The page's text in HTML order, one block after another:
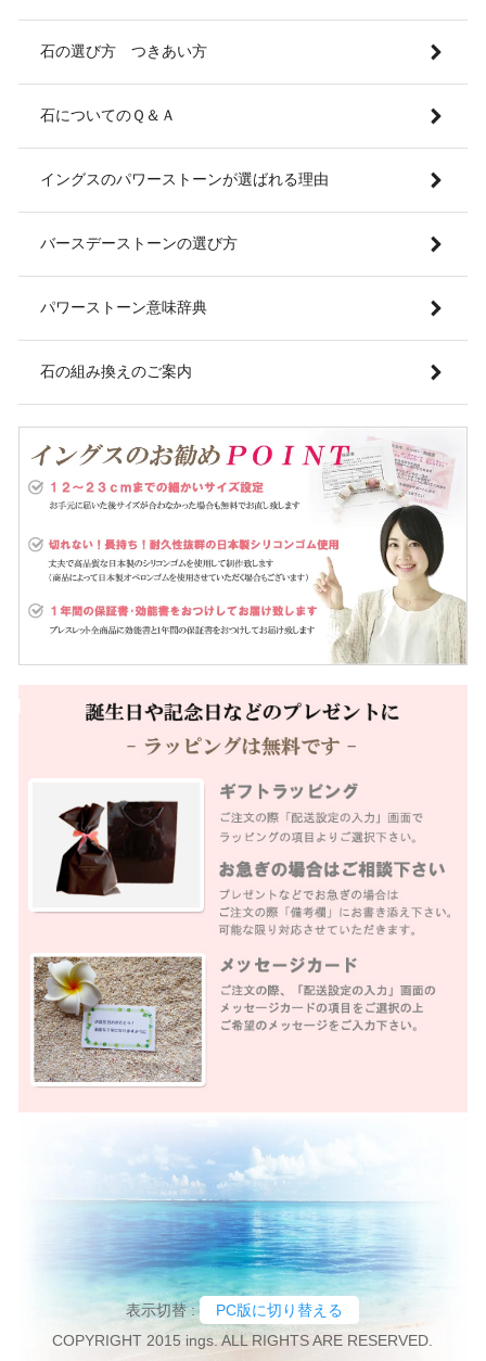
石の選び方 つきあい方
石についてのＱ＆Ａ
イングスのパワーストーンが選ばれる理由
バースデーストーンの選び方
パワーストーン意味辞典
石の組み換えのご案内
表示切替 :
PC版に切り替える
COPYRIGHT 2015 ings. ALL RIGHTS ARE RESERVED.